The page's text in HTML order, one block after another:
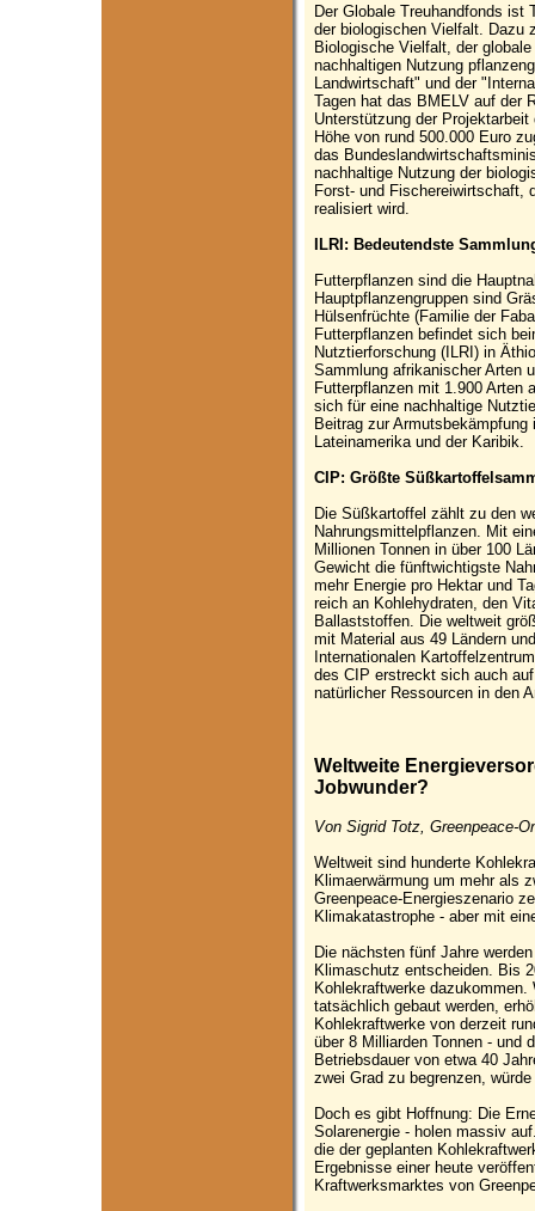
Der Globale Treuhandfonds ist
der biologischen Vielfalt. Dazu
Biologische Vielfalt, der
nachhaltigen Nutzung
Landwirtschaft" und der
Tagen hat das BMELV auf der
Unterstützung der
Höhe von rund 500.000 Euro
das
nachhaltige Nutzung der
Forst- und Fischereiwirtschaft,
realisiert wird.
ILRI: Bedeutendste
Futterpflanzen sind die
Hauptpflanzengruppen sind
Hülsenfrüchte (Familie der
Futterpflanzen befindet sich
Nutztierforschung (ILRI) in
Sammlung afrikanischer Arten
Futterpflanzen mit 1.900 Arten
sich für eine nachhaltige
Beitrag zur
Lateinamerika und der Karibik.
CIP: Größte
Die Süßkartoffel zählt zu den
Nahrungsmittelpflanzen. Mit
Millionen Tonnen in über 100
Gewicht die fünftwichtigste
mehr Energie pro Hektar und
reich an Kohlehydraten, den
Ballaststoffen. Die weltweit
mit Material aus 49 Ländern
Internationalen
des CIP erstreckt sich auch
natürlicher Ressourcen in den
Weltweite
Jobwunder?
Von Sigrid Totz, Greenpeace-
Weltweit sind hunderte
Klimaerwärmung um mehr als
Greenpeace-Energieszenario
Klimakatastrophe - aber mit
Die nächsten fünf Jahre
Klimaschutz entscheiden. Bis
Kohlekraftwerke
tatsächlich gebaut werden,
Kohlekraftwerke von derzeit
über 8 Milliarden Tonnen - und
Betriebsdauer von etwa 40
zwei Grad zu begrenzen,
Doch es gibt Hoffnung: Die
Solarenergie - holen massiv
die der geplanten
Ergebnisse einer heute
Kraftwerksmarktes von